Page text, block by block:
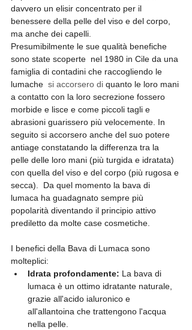
davvero un elisir concentrato per il
benessere della pelle del viso e del corpo,
ma anche dei capelli.
Presumibilmente le sue qualità benefiche
sono state scoperte  nel 1980 in Cile da una
famiglia di contadini che raccogliendo le
lumache si accorsero di quanto le loro mani
a contatto con la loro secrezione fossero
morbide e lisce e come piccoli tagli e
abrasioni guarissero più velocemente. In
seguito si accorsero anche del suo potere
antiage constatando la differenza tra la
pelle delle loro mani (più turgida e idratata)
con quella del viso e del corpo (più rugosa e
secca).  Da quel momento la bava di
lumaca ha guadagnato sempre più
popolarità diventando il principio attivo
prediletto da molte case cosmetiche.
I benefici della Bava di Lumaca sono
molteplici:
Idrata profondamente: La bava di
lumaca è un ottimo idratante naturale,
grazie all'acido ialuronico e
all'allantoina che trattengono l'acqua
nella pelle.